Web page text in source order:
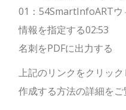
01：54SmartInfoARTウ
情報を指定する02:53
名刺をPDFに出力する
上記のリンクをクリッ
作成する方法の詳細をご